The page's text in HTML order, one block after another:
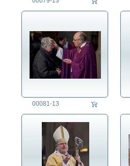
00081-13